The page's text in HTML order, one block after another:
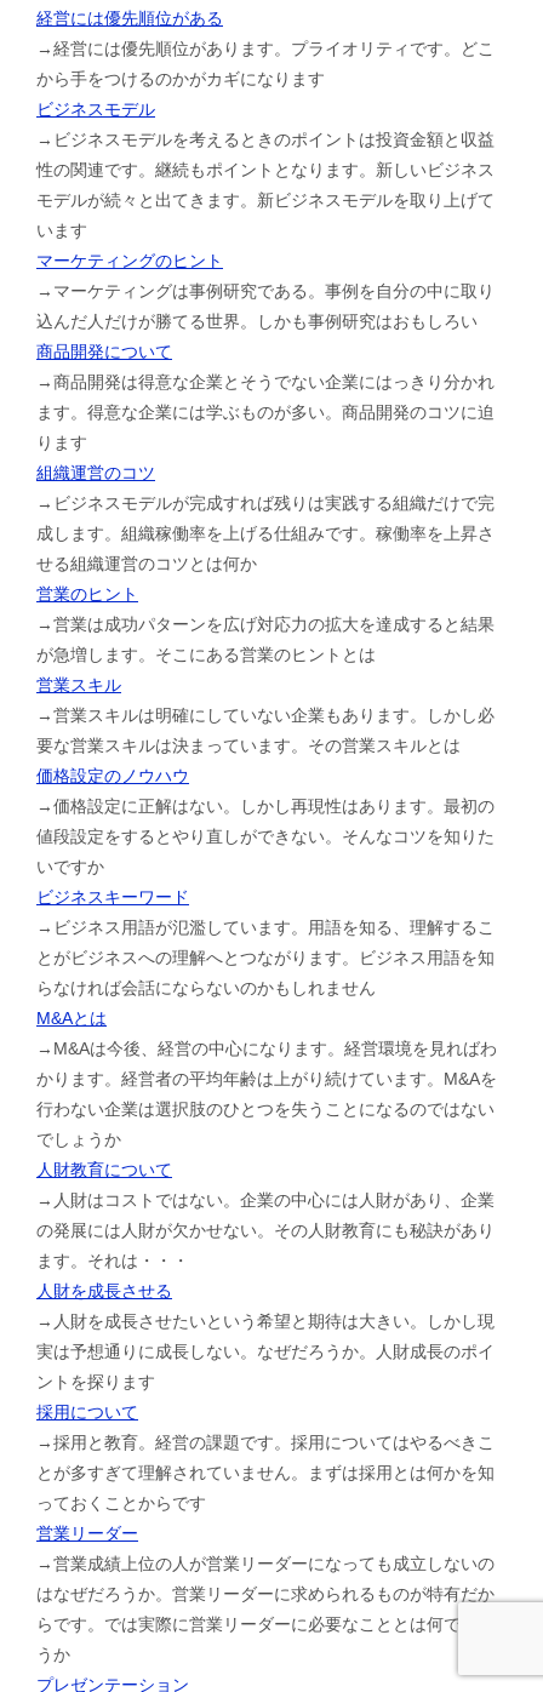
経営には優先順位がある
→経営には優先順位があります。プライオリティです。どこ
から手をつけるのかがカギになります
ビジネスモデル
→ビジネスモデルを考えるときのポイントは投資金額と収益
性の関連です。継続もポイントとなります。新しいビジネス
モデルが続々と出てきます。新ビジネスモデルを取り上げて
います
マーケティングのヒント
→マーケティングは事例研究である。事例を自分の中に取り
込んだ人だけが勝てる世界。しかも事例研究はおもしろい
商品開発について
→商品開発は得意な企業とそうでない企業にはっきり分かれ
ます。得意な企業には学ぶものが多い。商品開発のコツに迫
ります
組織運営のコツ
→ビジネスモデルが完成すれば残りは実践する組織だけで完
成します。組織稼働率を上げる仕組みです。稼働率を上昇さ
せる組織運営のコツとは何か
営業のヒント
→営業は成功パターンを広げ対応力の拡大を達成すると結果
が急増します。そこにある営業のヒントとは
営業スキル
→営業スキルは明確にしていない企業もあります。しかし必
要な営業スキルは決まっています。その営業スキルとは
価格設定のノウハウ
→価格設定に正解はない。しかし再現性はあります。最初の
値段設定をするとやり直しができない。そんなコツを知りた
いですか
ビジネスキーワード
→ビジネス用語が氾濫しています。用語を知る、理解するこ
とがビジネスへの理解へとつながります。ビジネス用語を知
らなければ会話にならないのかもしれません
M&Aとは
→M&Aは今後、経営の中心になります。経営環境を見ればわ
かります。経営者の平均年齢は上がり続けています。M&Aを
行わない企業は選択肢のひとつを失うことになるのではない
でしょうか
人財教育について
→人財はコストではない。企業の中心には人財があり、企業
の発展には人財が欠かせない。その人財教育にも秘訣があり
ます。それは・・・
人財を成長させる
→人財を成長させたいという希望と期待は大きい。しかし現
実は予想通りに成長しない。なぜだろうか。人財成長のポイ
ントを探ります
採用について
→採用と教育。経営の課題です。採用についてはやるべきこ
とが多すぎて理解されていません。まずは採用とは何かを知
っておくことからです
営業リーダー
→営業成績上位の人が営業リーダーになっても成立しないの
はなぜだろうか。営業リーダーに求められるものが特有だか
らです。では実際に営業リーダーに必要なこととは何でしょ
うか
プレゼンテーション